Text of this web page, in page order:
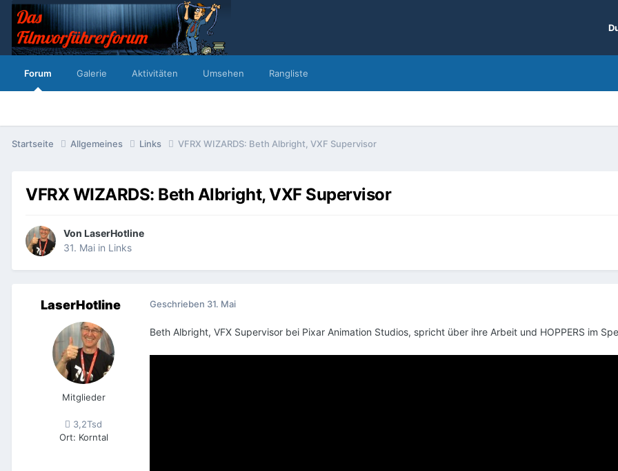
Forum Galerie Aktivitäten Umsehen Rangliste
Startseite Allgemeines Links VFRX WIZARDS: Beth Albright, VXF Supervisor
VFRX WIZARDS: Beth Albright, VXF Supervisor
Von LaserHotline
31. Mai in Links
LaserHotline
Mitglieder
3,2Tsd
Ort: Korntal
Geschrieben 31. Mai
Beth Albright, VFX Supervisor bei Pixar Animation Studios, spricht über ihre Arbeit und HOPPERS im